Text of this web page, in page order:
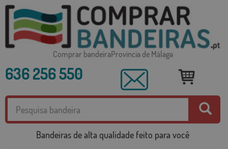
Comprar bandeiraProvincia de Málaga
636 256 550
Bandeiras de alta qualidade feito para você